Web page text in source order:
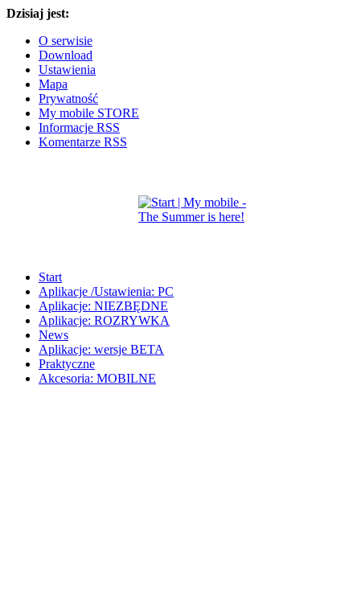
Dzisiaj jest:
O serwisie
Download
Ustawienia
Mapa
Prywatność
My mobile STORE
Informacje RSS
Komentarze RSS
Start
Aplikacje /Ustawienia: PC
Aplikacje: NIEZBĘDNE
Aplikacje: ROZRYWKA
News
Aplikacje: wersje BETA
Praktyczne
Akcesoria: MOBILNE